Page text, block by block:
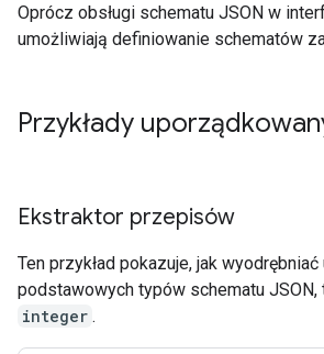
Oprócz obsługi schematu JSON w
umożliwiają definiowanie schematów
Przykłady
Ekstraktor przepisów
Ten przykład pokazuje, jak
podstawowych typów schematu JSON,
integer .